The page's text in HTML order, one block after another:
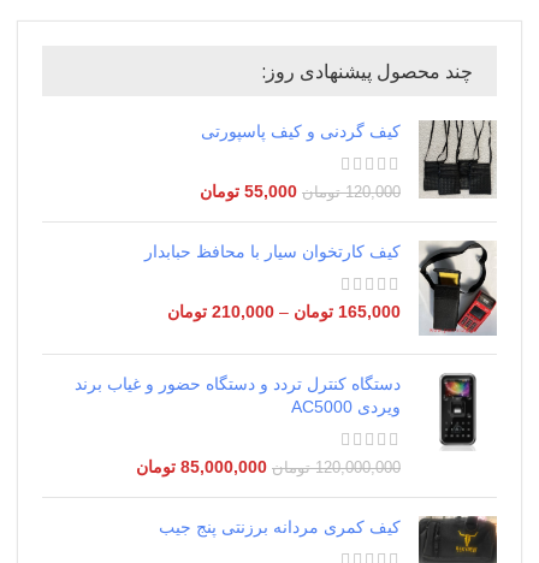
چند محصول پیشنهادی روز:
کیف گردنی و کیف پاسپورتی
120,000 تومان 55,000 تومان
کیف کارتخوان سیار با محافظ حبابدار
165,000 تومان –
210,000 تومان
دستگاه کنترل تردد و دستگاه حضور و غیاب برند
ویردی AC5000
120,000,000 تومان 85,000,000 تومان
کیف کمری مردانه برزنتی پنج جیب